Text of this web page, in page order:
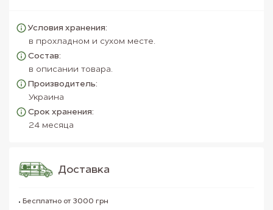
Условия хранения:
в прохладном и сухом месте.
Состав:
в описании товара.
Производитель:
Украина
Срок хранения:
24 месяца
Доставка
Бесплатно от 3000 грн